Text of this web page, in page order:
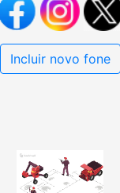
Incluir novo fone